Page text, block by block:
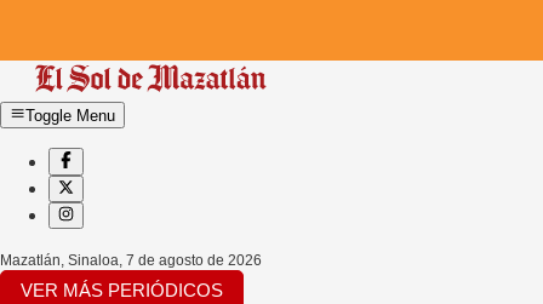
Toggle Menu
Mazatlán, Sinaloa, 7 de agosto de 2026
VER MÁS PERIÓDICOS